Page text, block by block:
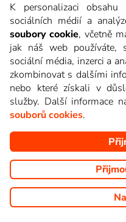
Copyright © goNET s.r.o.
obrázky z pořadů TV
K personalizaci
sociálních médií a
soubory cookie, včetně
jak náš web používáte,
sociální média, inzerci a
zkombinovat s dalšími
nebo které získali v
služby. Další informace
souborů cookies.